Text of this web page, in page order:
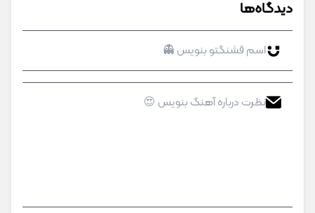
دیدگاه‌ها